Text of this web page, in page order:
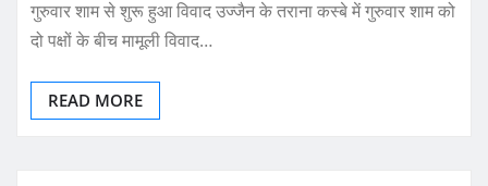
गुरुवार शाम से शुरू हुआ विवाद उज्जैन के तराना कस्बे में गुरुवार शाम को
दो पक्षों के बीच मामूली विवाद…
READ MORE